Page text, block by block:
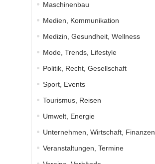
Maschinenbau
Medien, Kommunikation
Medizin, Gesundheit, Wellness
Mode, Trends, Lifestyle
Politik, Recht, Gesellschaft
Sport, Events
Tourismus, Reisen
Umwelt, Energie
Unternehmen, Wirtschaft, Finanzen
Veranstaltungen, Termine